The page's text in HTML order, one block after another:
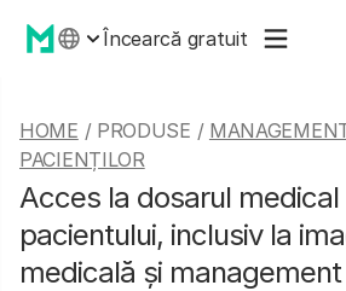
Încearcă gratuit
HOME / PRODUSE /
PACIENȚILOR
Acces la dosarul
pacientului, inclusiv la
medicală şi